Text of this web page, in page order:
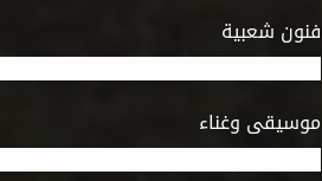
فنون شعبية
موسيقى وغناء